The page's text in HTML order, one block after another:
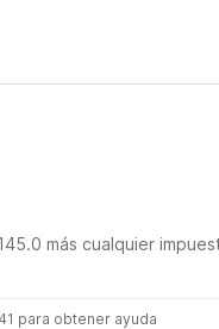
más cualquier
para obtener ayuda